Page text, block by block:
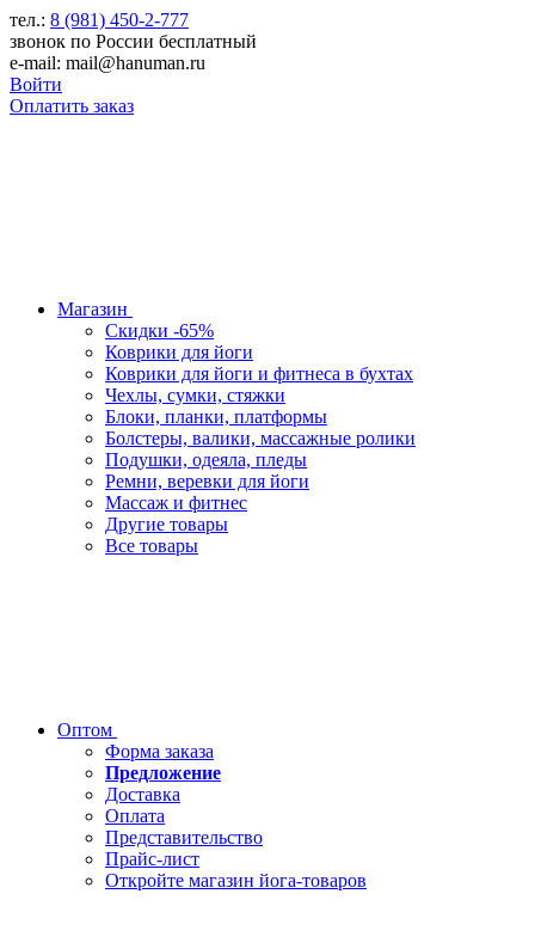
тел.: 8 (981) 450-2-777
звонок по России бесплатный
e-mail: mail@hanuman.ru
Войти
Оплатить заказ
Магазин
Скидки -65%
Коврики для йоги
Коврики для йоги и фитнеса в бухтах
Чехлы, сумки, стяжки
Блоки, планки, платформы
Болстеры, валики, массажные ролики
Подушки, одеяла, пледы
Ремни, веревки для йоги
Массаж и фитнес
Другие товары
Все товары
Оптом
Форма заказа
Предложение
Доставка
Оплата
Представительство
Прайс-лист
Откройте магазин йога-товаров